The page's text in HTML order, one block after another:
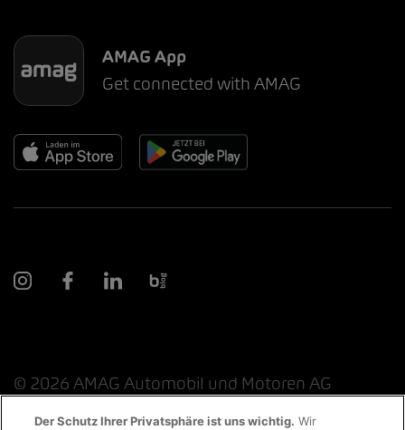
AMAG App
Get connected with AMAG
© 2026 AMAG Automobil und Motoren AG
Der Schutz Ihrer Privatsphäre ist uns wichtig. Wir